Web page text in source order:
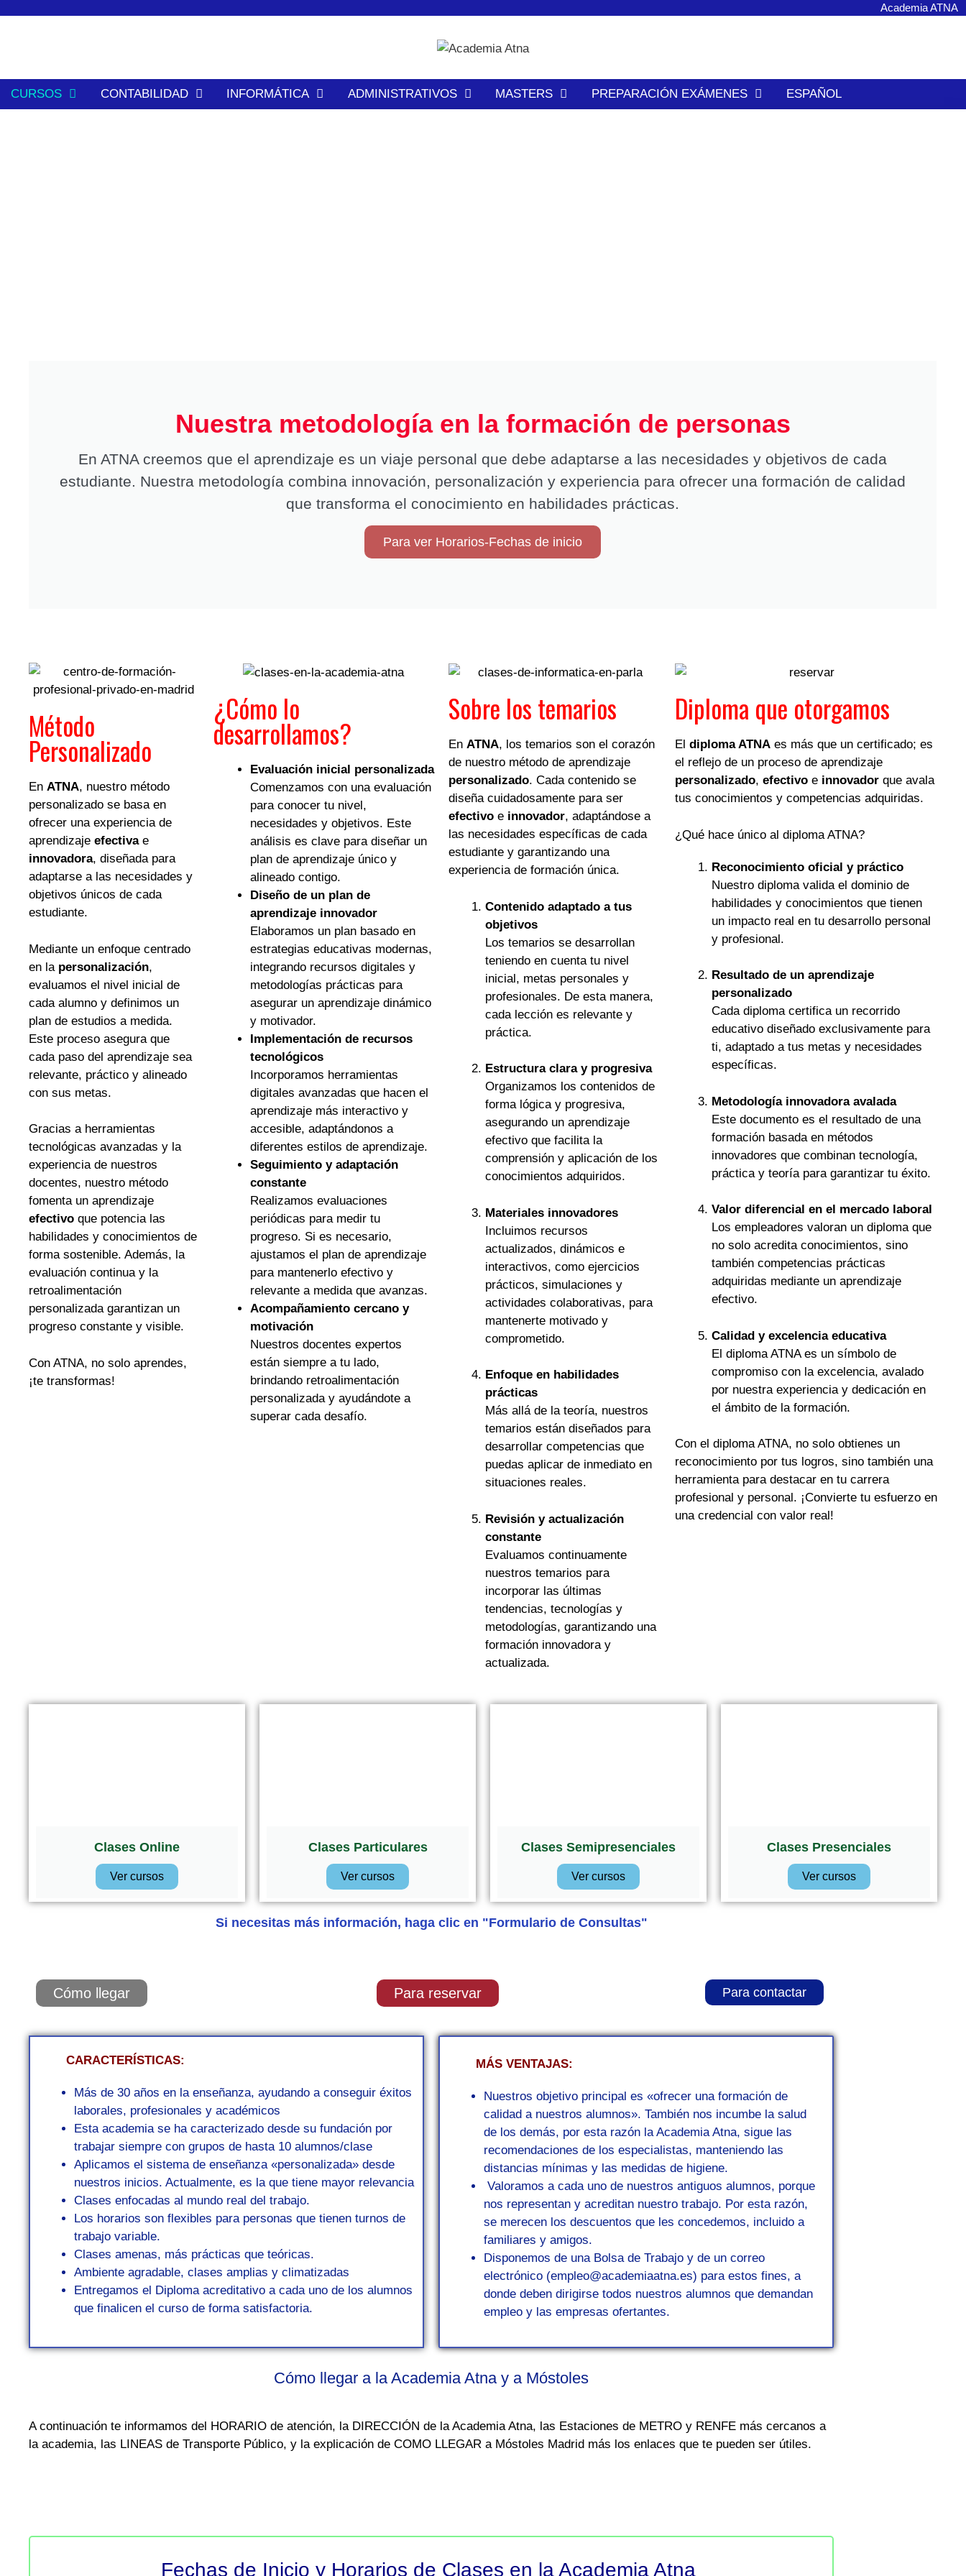
Academia ATNA
CURSOS CONTABILIDAD INFORMÁTICA ADMINISTRATIVOS MASTERS PREPARACIÓN EXÁMENES ESPAÑOL
Nuestra metodología en la formación de personas
En ATNA creemos que el aprendizaje es un viaje personal que debe adaptarse a las necesidades y objetivos de cada
estudiante. Nuestra metodología combina innovación, personalización y experiencia para ofrecer una formación de calidad
que transforma el conocimiento en habilidades prácticas.
Para ver Horarios-Fechas de inicio
Método
Personalizado
En ATNA, nuestro método
personalizado se basa en
ofrecer una experiencia de
aprendizaje efectivae
innovadora, diseñada para
adaptarse a las necesidades y
objetivos únicos de cada
estudiante.
Mediante un enfoque centrado
en la personalización,
evaluamos el nivel inicial de
cada alumno y definimos un
plan de estudios a medida.
Este proceso asegura que
cada paso del aprendizaje sea
relevante, práctico y alineado
con sus metas.
Gracias a herramientas
tecnológicas avanzadas y la
experiencia de nuestros
docentes, nuestro método
fomenta un aprendizaje
efectivo que potencia las
habilidades y conocimientos de
forma sostenible. Además, la
evaluación continua y la
retroalimentación
personalizada garantizan un
progreso constante y visible.
Con ATNA, no solo aprendes,
¡te transformas!
¿Cómo lo
desarrollamos?
Evaluación inicial personalizada
Comenzamos con una evaluación
para conocer tu nivel,
necesidades y objetivos. Este
análisis es clave para diseñar un
plan de aprendizaje único y
alineado contigo.
Diseño de un plan de
aprendizaje innovador
Elaboramos un plan basado en
estrategias educativas modernas,
integrando recursos digitales y
metodologías prácticas para
asegurar un aprendizaje dinámico
y motivador.
Implementación de recursos
tecnológicos
Incorporamos herramientas
digitales avanzadas que hacen el
aprendizaje más interactivo y
accesible, adaptándonos a
diferentes estilos de aprendizaje.
Seguimiento y adaptación
constante
Realizamos evaluaciones
periódicas para medir tu
progreso. Si es necesario,
ajustamos el plan de aprendizaje
para mantenerlo efectivo y
relevante a medida que avanzas.
Acompañamiento cercano y
motivación
Nuestros docentes expertos
están siempre a tu lado,
brindando retroalimentación
personalizada y ayudándote a
superar cada desafío.
Sobre los temarios
En ATNA, los temarios son el corazón
de nuestro método de aprendizaje
personalizado. Cada contenido se
diseña cuidadosamente para ser
efectivoe innovador, adaptándose a
las necesidades específicas de cada
estudiante y garantizando una
experiencia de formación única.
Contenido adaptado a tus
objetivos
Los temarios se desarrollan
teniendo en cuenta tu nivel
inicial, metas personales y
profesionales. De esta manera,
cada lección es relevante y
práctica.
Estructura clara y progresiva
Organizamos los contenidos de
forma lógica y progresiva,
asegurando un aprendizaje
efectivo que facilita la
comprensión y aplicación de los
conocimientos adquiridos.
Materiales innovadores
Incluimos recursos
actualizados, dinámicos e
interactivos, como ejercicios
prácticos, simulaciones y
actividades colaborativas, para
mantenerte motivado y
comprometido.
Enfoque en habilidades
prácticas
Más allá de la teoría, nuestros
temarios están diseñados para
desarrollar competencias que
puedas aplicar de inmediato en
situaciones reales.
Revisión y actualización
constante
Evaluamos continuamente
nuestros temarios para
incorporar las últimas
tendencias, tecnologías y
metodologías, garantizando una
formación innovadora y
actualizada.
Diploma que otorgamos
El diploma ATNAes más que un certificado; es
el reflejo de un proceso de aprendizaje
personalizado, efectivoe innovadorque avala
tus conocimientos y competencias adquiridas.
¿Qué hace único al diploma ATNA?
Reconocimiento oficial y práctico
Nuestro diploma valida el dominio de
habilidades y conocimientos que tienen
un impacto real en tu desarrollo personal
y profesional.
Resultado de un aprendizaje
personalizado
Cada diploma certifica un recorrido
educativo diseñado exclusivamente para
ti, adaptado a tus metas y necesidades
específicas.
Metodología innovadora avalada
Este documento es el resultado de una
formación basada en métodos
innovadores que combinan tecnología,
práctica y teoría para garantizar tu éxito.
Valor diferencial en el mercado laboral
Los empleadores valoran un diploma que
no solo acredita conocimientos, sino
también competencias prácticas
adquiridas mediante un aprendizaje
efectivo.
Calidad y excelencia educativa
El diploma ATNA es un símbolo de
compromiso con la excelencia, avalado
por nuestra experiencia y dedicación en
el ámbito de la formación.
Con el diploma ATNA, no solo obtienes un
reconocimiento por tus logros, sino también una
herramienta para destacar en tu carrera
profesional y personal. ¡Convierte tu esfuerzo en
una credencial con valor real!
Clases Online
Ver cursos
Clases Particulares
Ver cursos
Clases Semipresenciales
Ver cursos
Clases Presenciales
Ver cursos
Si necesitas más información, haga clic en "Formulario de Consultas"
Cómo llegar Para reservar Para contactar
CARACTERÍSTICAS:
Más de 30 años en la enseñanza, ayudando a conseguir éxitos
laborales, profesionales y académicos
Esta academia se ha caracterizado desde su fundación por
trabajar siempre con grupos de hasta 10 alumnos/clase
Aplicamos el sistema de enseñanza «personalizada» desde
nuestros inicios. Actualmente, es la que tiene mayor relevancia
Clases enfocadas al mundo real del trabajo.
Los horarios son flexibles para personas que tienen turnos de
trabajo variable.
Clases amenas, más prácticas que teóricas.
Ambiente agradable, clases amplias y climatizadas
Entregamos el Diploma acreditativo a cada uno de los alumnos
que finalicen el curso de forma satisfactoria.
MÁS VENTAJAS:
Nuestros objetivo principal es «ofrecer una formación de
calidad a nuestros alumnos». También nos incumbe la salud
de los demás, por esta razón la Academia Atna, sigue las
recomendaciones de los especialistas, manteniendo las
distancias mínimas y las medidas de higiene.
Valoramos a cada uno de nuestros antiguos alumnos, porque
nos representan y acreditan nuestro trabajo. Por esta razón,
se merecen los descuentos que les concedemos, incluido a
familiares y amigos.
Disponemos de una Bolsa de Trabajo y de un correo
electrónico (empleo@academiaatna.es) para estos fines, a
donde deben dirigirse todos nuestros alumnos que demandan
empleo y las empresas ofertantes.
Cómo llegar a la Academia Atna y a Móstoles
A continuación te informamos del HORARIO de atención, la DIRECCIÓN de la Academia Atna, las Estaciones de METRO y RENFE más cercanos a
la academia, las LINEAS de Transporte Público, y la explicación de COMO LLEGAR a Móstoles Madrid más los enlaces que te pueden ser útiles.
Fechas de Inicio y Horarios de Clases en la Academia Atna